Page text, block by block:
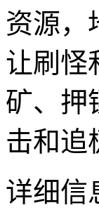
资源，
让刷怪
矿、押
击和追
详细信